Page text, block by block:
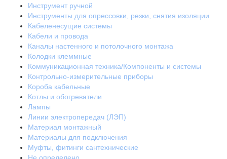
Инструмент ручной
Инструменты для опрессовки, резки, снятия изоляции
Кабеленесущие системы
Кабели и провода
Каналы настенного и потолочного монтажа
Колодки клеммные
Коммуникационная техника/Компоненты и системы
Контрольно-измерительные приборы
Короба кабельные
Котлы и обогреватели
Лампы
Линии электропередач (ЛЭП)
Материал монтажный
Материалы для подключения
Муфты, фитинги сантехнические